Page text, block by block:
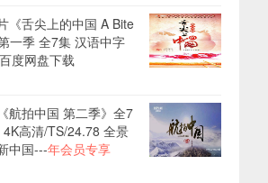
《舌尖上的中国 A Bite
一季 全7集 汉语中字
度网盘下载
航拍中国 第二季》全7
高清/TS/24.78 全景
中国---年会员专享